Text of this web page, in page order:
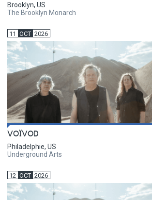
Brooklyn, US
The Brooklyn Monarch
11 OCT 2026
VOÏVOD
Philadelphie, US
Underground Arts
12 OCT 2026